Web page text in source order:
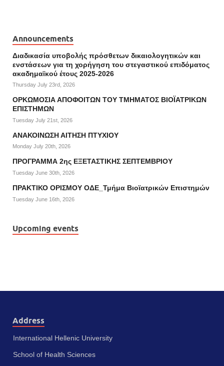
Announcements
Διαδικασία υποβολής πρόσθετων δικαιολογητικών και
ενστάσεων για τη χορήγηση του στεγαστικού επιδόματος
ακαδημαϊκού έτους 2025-2026
Thursday July 23rd, 2026
ΟΡΚΩΜΟΣΙΑ ΑΠΟΦΟΙΤΩΝ ΤΟΥ ΤΜΗΜΑΤΟΣ ΒΙΟΪΑΤΡΙΚΩΝ
ΕΠΙΣΤΗΜΩΝ
Tuesday July 21st, 2026
ΑΝΑΚΟΙΝΩΣΗ ΑΙΤΗΣΗ ΠΤΥΧΙΟΥ
Monday July 20th, 2026
ΠΡΟΓΡΑΜΜΑ 2ης ΕΞΕΤΑΣΤΙΚΗΣ ΣΕΠΤΕΜΒΡΙΟΥ
Tuesday June 30th, 2026
ΠΡΑΚΤΙΚΟ ΟΡΙΣΜΟΥ ΟΔΕ_Τμήμα Βιοϊατρικών Επιστημών
Tuesday June 16th, 2026
Upcoming events
Address
International Hellenic University
School of Health Sciences